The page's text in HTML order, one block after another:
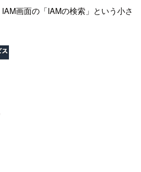
画面の「IAMの検索」という小さ